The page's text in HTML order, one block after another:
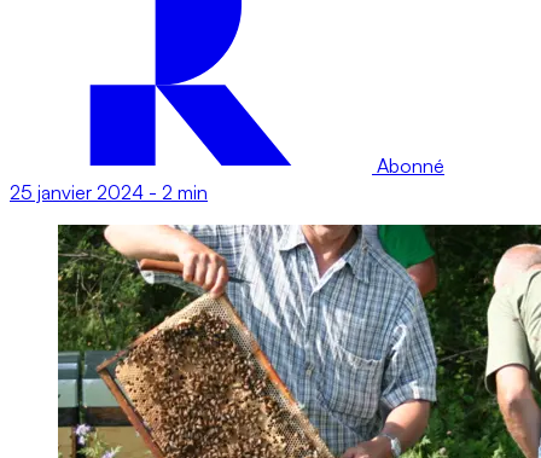
Abonné
25 janvier 2024 - 2 min